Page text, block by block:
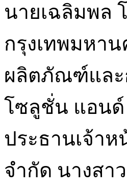
นายเฉลิมพล
กรุงเทพมหา
ผลิตภัณฑ์และ
โซลูชั่น แอนด์
ประธานเจ้า
จำกัด นางสา